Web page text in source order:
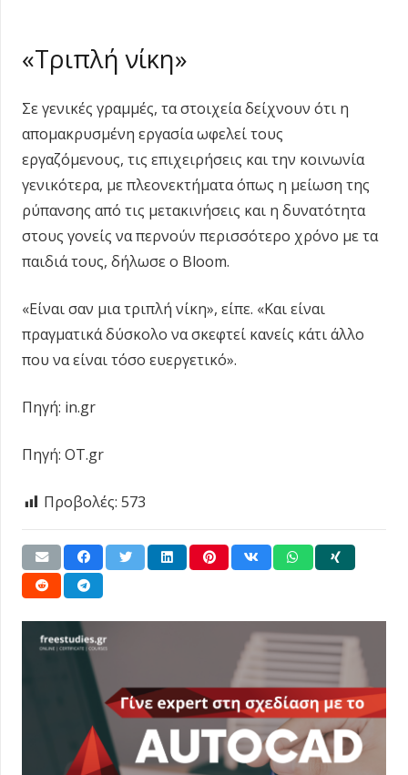
«Τριπλή νίκη»
Σε γενικές γραμμές, τα στοιχεία δείχνουν ότι η
απομακρυσμένη εργασία ωφελεί τους
εργαζόμενους, τις επιχειρήσεις και την κοινωνία
γενικότερα, με πλεονεκτήματα όπως η μείωση της
ρύπανσης από τις μετακινήσεις και η δυνατότητα
στους γονείς να περνούν περισσότερο χρόνο με τα
παιδιά τους, δήλωσε ο Βloom.
«Είναι σαν μια τριπλή νίκη», είπε. «Και είναι
πραγματικά δύσκολο να σκεφτεί κανείς κάτι άλλο
που να είναι τόσο ευεργετικό».
Πηγή: in.gr
Πηγή: OT.gr
Προβολές: 573